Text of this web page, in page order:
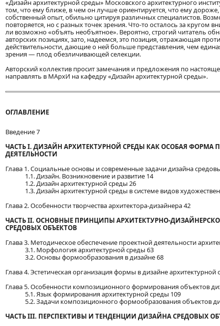
«Дизайн архитектурной среды» Московского архитектурного
том, что ему ближе, в чем он лучше ориентируется, что ему
собственный опыт, обильно цитируя различных специалистов.
повторяется, но с разных точек зрения. Что-то осталось за кругом
ли возможно «объять необъятное». Вероятно, строгий читатель
авторских позициях, зато, надеемся, это позиция, отражающая
действительности, дающие о ней больше представления, чем
зрения — плод обезличивающей селекции.
Авторский коллектив просит замечания и предложения по
направлять в МАрхИ на кафедру «Дизайн архитектурной среды».
ОГЛАВЛЕНИЕ
Введение 7
ЧАСТЬ I. ДИЗАЙН АРХИТЕКТУРНОЙ СРЕДЫ КАК ОСОБАЯ ФОРМА
ДЕЯТЕЛЬНОСТИ
Глава 1. Социальные основы и современные задачи дизайна
1.1. Дизайн. Возникновение и развитие 14
1.2. Дизайн архитектурной среды 26
1.3. Дизайн архитектурной среды в системе видов
Глава 2. Особенности творчества архитектора-дизайнера 42
ЧАСТЬ II. ОСНОВНЫЕ ПРИНЦИПЫ АРХИТЕКТУРНО-
СРЕДОВЫХ ОБЪЕКТОВ
Глава 3. Методическое обеспечение проектной деятельности
3.1. Морфология архитектурной среды 63
3.2. Основы формообразования в дизайне 68
Глава 4. Эстетическая организация формы в дизайне архитектурной
Глава 5. Особенности композиционного формирования объектов
5.1. Язык формирования архитектурной среды 109
5.2. Задачи композиционного формообразования объектов
ЧАСТЬ III. ПЕРСПЕКТИВЫ И ТЕНДЕНЦИИ ДИЗАЙНА СРЕДОВЫХ